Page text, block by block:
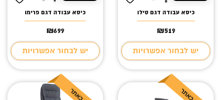
כיסא עבודה דגם סילו
₪519
יש לבחור אפשרויות
כיסא עבודה דגם פרימו
₪699
יש לבחור אפשרויות